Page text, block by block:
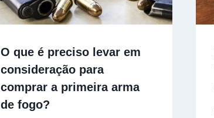
O que é preciso levar em
consideração para
comprar a primeira arma
de fogo?